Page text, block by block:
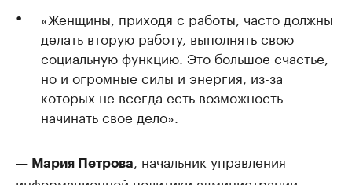
«Женщины, приходя с работы, часто должны
делать вторую работу, выполнять свою
социальную функцию. Это большое счастье,
но и огромные силы и энергия, из-за
которых не всегда есть возможность
начинать свое дело».
— Мария Петрова
, начальник управления